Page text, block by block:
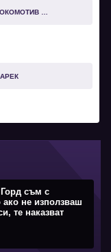
съм с
ако не използваш
те наказват